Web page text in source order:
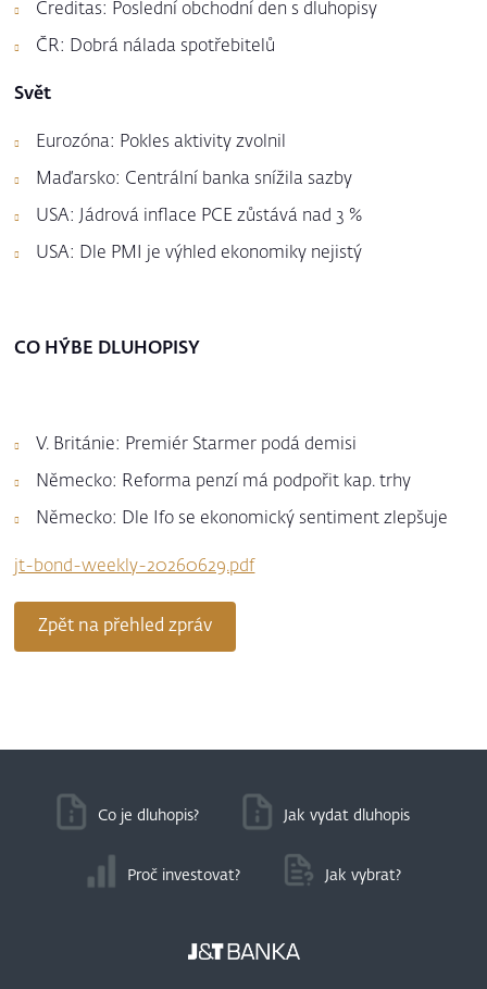
Creditas: Poslední obchodní den s dluhopisy
ČR: Dobrá nálada spotřebitelů
Svět
Eurozóna: Pokles aktivity zvolnil
Maďarsko: Centrální banka snížila sazby
USA: Jádrová inflace PCE zůstává nad 3 %
USA: Dle PMI je výhled ekonomiky nejistý
CO HÝBE DLUHOPISY
V. Británie: Premiér Starmer podá demisi
Německo: Reforma penzí má podpořit kap. trhy
Německo: Dle Ifo se ekonomický sentiment zlepšuje
jt-bond-weekly-20260629.pdf
Zpět na přehled zpráv
Co je dluhopis? Jak vydat dluhopis
Proč investovat? Jak vybrat?